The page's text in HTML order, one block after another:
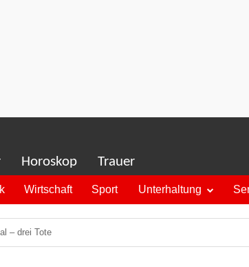
Horoskop Trauer
Wirtschaft Sport Unterhaltung
– drei Tote